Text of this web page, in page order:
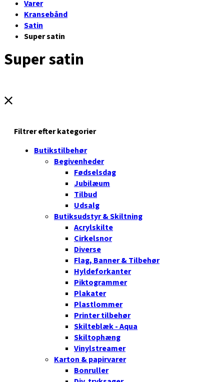
Varer
Kransebånd
Satin
Super satin
Super satin
Filtrer efter kategorier
Butikstilbehør
Begivenheder
Fødselsdag
Jubilæum
Tilbud
Udsalg
Butiksudstyr & Skiltning
Acrylskilte
Cirkelsnor
Diverse
Flag, Banner & Tilbehør
Hyldeforkanter
Piktogrammer
Plakater
Plastlommer
Printer tilbehør
Skilteblæk - Aqua
Skiltophæng
Vinylstreamer
Karton & papirvarer
Bonruller